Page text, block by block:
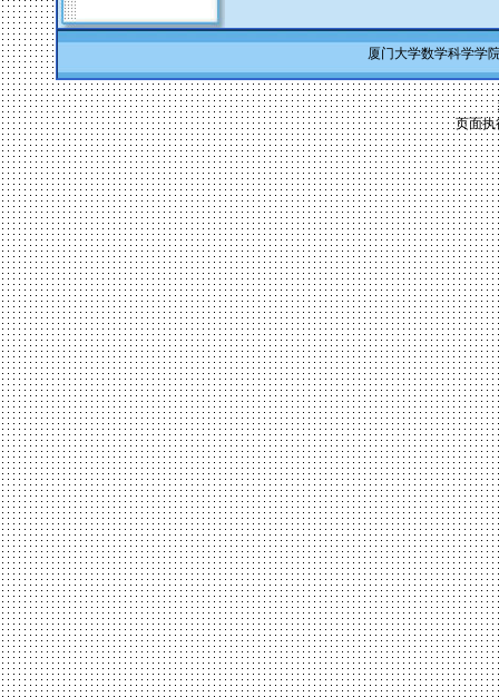
厦门大学数学科学学
页面执